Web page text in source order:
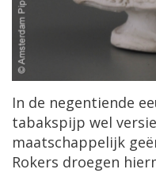
In de negentiende
tabakspijp wel
maatschappelijk geë
Rokers droegen